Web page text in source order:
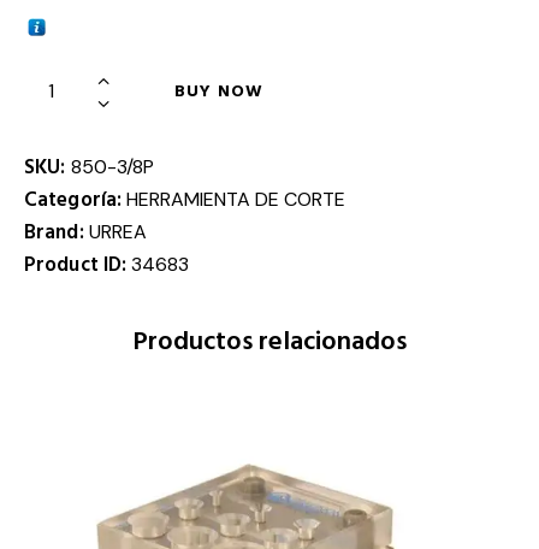
BUY NOW
SKU: 850-3/8P
Categoría:HERRAMIENTA DE CORTE
Brand: URREA
Product ID:34683
Productos relacionados